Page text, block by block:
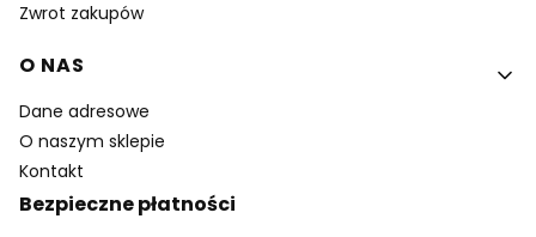
Zwrot zakupów
O NAS
Dane adresowe
O naszym sklepie
Kontakt
Bezpieczne płatności